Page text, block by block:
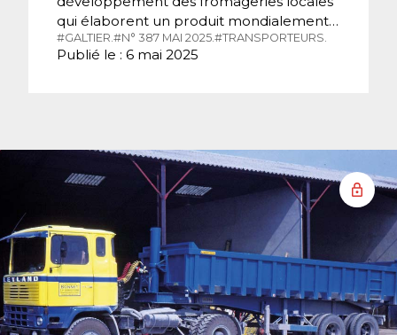
qui élaborent un produit mondialement…
#GALTIER.#N° 387 MAI 2025.#TRANSPORTEURS.
Publié le : 6 mai 2025